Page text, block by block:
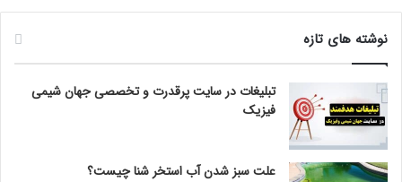
نوشته های تازه
تبلیغات در سایت پرقدرت و تخصصی جهان شیمی
فیزیک
علت سبز شدن آب استخر شنا چیست؟